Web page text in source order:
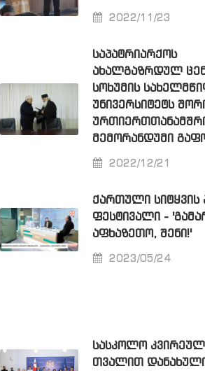
2022/11/23
ᲡᲐᲞᲐᲢᲠᲘᲐᲠᲥᲝᲡ
ᲐᲮᲐᲚᲒᲐᲖᲠᲓᲣᲚ
ᲡᲝᲮᲣᲛᲘᲡ
ᲣᲜᲘᲕᲔᲠᲡᲘᲢᲔᲢᲡ
ᲛᲔᲛᲝᲠᲐᲜᲓᲣᲛᲘ
2022/12/21
ᲥᲐᲠᲗᲣᲚᲘ ᲡᲘᲢᲧᲕᲘᲡ
ᲤᲔᲡᲢᲘᲕᲐᲚᲘ -
ᲐᲤᲮᲐᲖᲔᲗᲝ, ᲨᲔᲜᲘ!'
2023/05/24
ᲡᲐᲡᲙᲝᲚᲝ
ᲗᲕᲐᲚᲘᲗ